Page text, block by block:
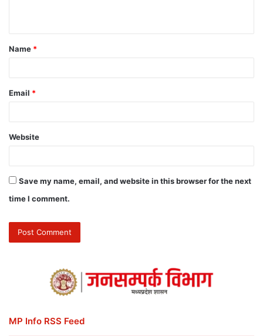
Name *
Email *
Website
Save my name, email, and website in this browser for the next
time I comment.
MP Info RSS Feed